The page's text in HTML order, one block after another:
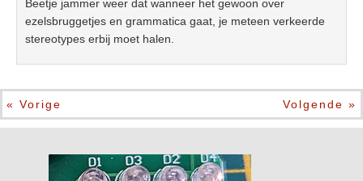
Beetje jammer weer dat wanneer het gewoon over
ezelsbruggetjes en grammatica gaat, je meteen verkeerde
stereotypes erbij moet halen.
« Vorige Volgende »